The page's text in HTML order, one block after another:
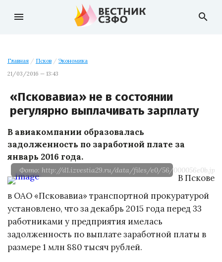
menu search
Главная / Псков / Экономика
21/03/2016 — 13:43
«Псковавиа» не в состоянии
регулярно выплачивать зарплату
В авиакомпании образовалась
задолженность по заработной плате за
январь 2016 года.
Фото: http://d1.izvestia29.ru/data/files/e0/56/000056e0b.jpg
В Пскове
в ОАО «Псковавиа» транспортной прокуратурой
установлено, что за декабрь 2015 года перед 33
работниками у предприятия имелась
задолженность по выплате заработной платы в
размере 1 млн 880 тысяч рублей.